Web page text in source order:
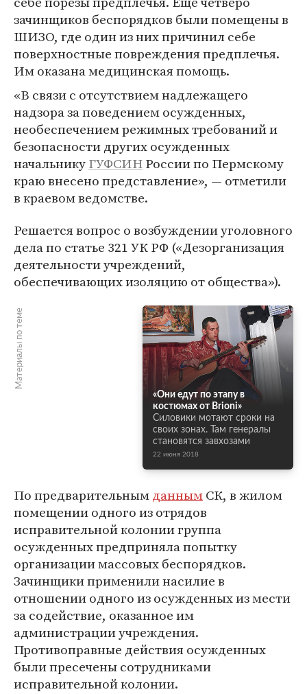
зачинщиков беспорядков были помещены в
ШИЗО, где один из них причинил себе
поверхностные повреждения предплечья.
Им оказана медицинская помощь.
«В связи с отсутствием надлежащего
надзора за поведением осужденных,
необеспечением режимных требований и
безопасности других осужденных
начальникуГУФСИНРоссии по Пермскому
краю внесено представление», — отметили
в краевом ведомстве.
Решается вопрос о возбуждении уголовного
дела по статье 321 УК РФ («Дезорганизация
деятельности учреждений,
обеспечивающих изоляцию от общества»).
Материалы по теме
«Они едут по этапу в
костюмах от Brioni»
Силовики мотают сроки на
своих зонах. Там генералы
становятся завхозами
22 июня 2018
По предварительнымданнымСК, в жилом
помещении одного из отрядов
исправительной колонии группа
осужденных предприняла попытку
организации массовых беспорядков.
Зачинщики применили насилие в
отношении одного из осужденных из мести
за содействие, оказанное им
администрации учреждения.
Противоправные действия осужденных
были пресечены сотрудниками
исправительной колонии.